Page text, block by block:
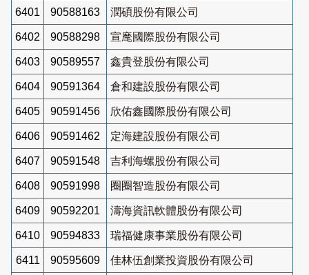
6401 90588163 潤碩股份有限公司
6402 90588298 宣麾國際股份有限公司
6403 90589557 鑫貴登股份有限公司
6404 90591364 倉和建設股份有限公司
6405 90591456 欣佑鑫國際股份有限公司
6406 90591462 定海建設股份有限公司
6407 90591548 吉利海螺股份有限公司
6408 90591998 圈圈智造股份有限公司
6409 90592201 濤海資訊軟體股份有限公司
6410 90594833 瑞福健康事業股份有限公司
6411 90595609 佳林伍創業投資股份有限公司